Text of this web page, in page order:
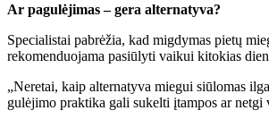
Ar pagulėjimas – gera alternatyva?
Specialistai pabrėžia, kad migdymas pietų
rekomenduojama pasiūlyti vaikui kitokias
„Neretai, kaip alternatyva miegui siūlomas
gulėjimo praktika gali sukelti įtampos ar